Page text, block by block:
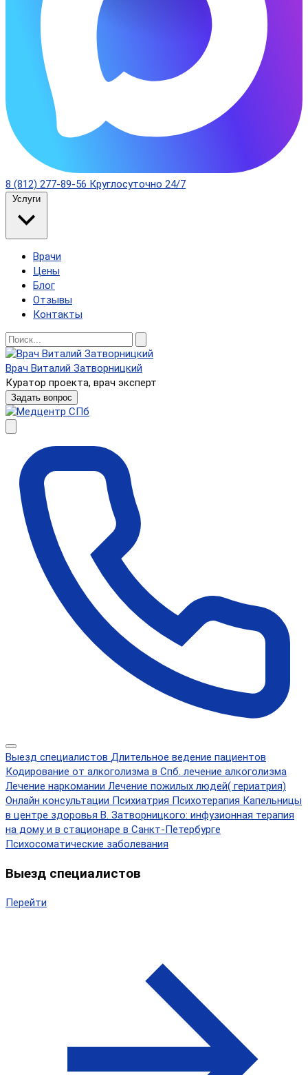
8 (812) 277-89-56 Круглосуточно 24/7
Услуги
Врачи
Цены
Блог
Отзывы
Контакты
Врач Виталий Затворницкий
Куратор проекта, врач эксперт
Задать вопрос
Выезд специалистов Длительное ведение пациентов
Кодирование от алкоголизма в Спб. лечение алкоголизма
Лечение наркомании Лечение пожилых людей( гериатрия)
Онлайн консультации Психиатрия Психотерапия Капельницы
в центре здоровья В. Затворницкого: инфузионная терапия
на дому и в стационаре в Санкт-Петербурге
Психосоматические заболевания
Выезд специалистов
Перейти